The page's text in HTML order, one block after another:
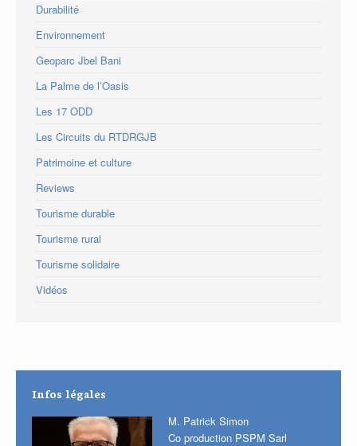
Durabilité
Environnement
Geoparc Jbel Bani
La Palme de l’Oasis
Les 17 ODD
Les Circuits du RTDRGJB
Patrimoine et culture
Reviews
Tourisme durable
Tourisme rural
Tourisme solidaire
Vidéos
Infos légales
M. Patrick Simon
Co production PSPM Sarl